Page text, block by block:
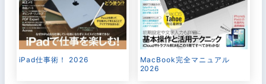
iPad仕事術！ 2026
MacBook完全マニュアル
2026